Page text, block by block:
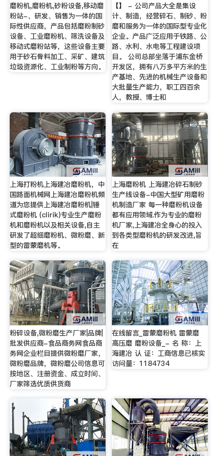
磨粉机,磨粉机,砂粉设备,移动磨
粉站-、研发、销售为一体的国
际性供应商，产品包括磨粉制砂
设备、工业磨粉机、筛洗设备及
移动式磨粉站等，这些设备主要
用于砂石骨料加工、采矿、建筑
垃圾资源化、工业制粉等方向。
【】 - 公司产品大全是集设
计、制造，经营碎石、制砂、粉
磨和服务为一体的国际型专业化
企业。产品广泛应用于铁路、公
路、水利、水电等工程建设项
目。 公司总部坐落于浦东金桥
开发区，拥有八万多平方米的生
产基地、先进的机械生产设备和
大批量生产能力，职工四百余
人，教授、博士和
上海打粉机上海建冶磨粉机，中
国路面机械网上海建冶磨粉机频
道为您提供上海建冶磨粉机|锤
式磨粉机 (clirik)专业生产磨粉
机和磨粉机以及相关设备,自主
研发了超细磨粉机、微粉磨、新
型的雷蒙磨机等。
上海磨粉机 上海建冶碎石制砂
生产线设备-中国大型矿用磨粉
机制造厂家 每一种磨粉机设备
都有应用领域.作为专业的磨粉
机厂家,上海建冶全身心的投入
到各类型磨粉机的研发改进,旨
在
粉碎设备,微粉磨生产厂家|品牌|
批发供应商-食品商务网食品商
务网企业栏目提供微粉磨厂家，
微粉磨品牌，微粉磨公司信息可
按地区、注册资金、成立时间、
厂家筛选优质供货商
在线留言_雷蒙磨粉机 雷蒙磨
高压磨 磨粉设备_- 名 称：上
海建冶 认 证：工商信息已核实
访问量：1184734